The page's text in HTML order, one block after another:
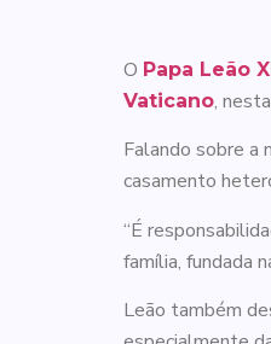
O Papa Leão
Vaticano,
Falando sobre a
casamento
“É
família, fundada
Leão também